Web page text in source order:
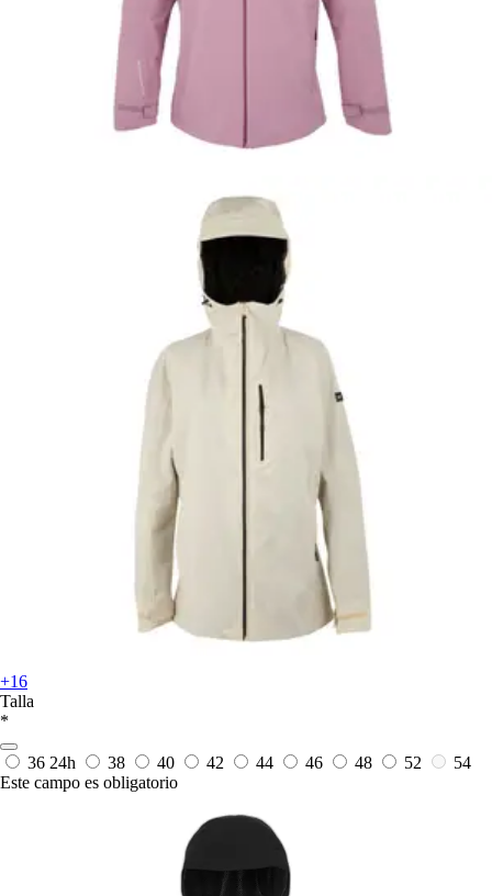
+16
Talla
*
36 24h 38 40 42 44 46 48 52
54
Este campo es obligatorio